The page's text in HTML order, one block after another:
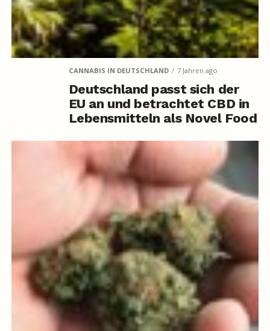
CANNABIS IN DEUTSCHLAND 7 Jahren ago
Deutschland passt sich der
EU an und betrachtet CBD in
Lebensmitteln als Novel Food